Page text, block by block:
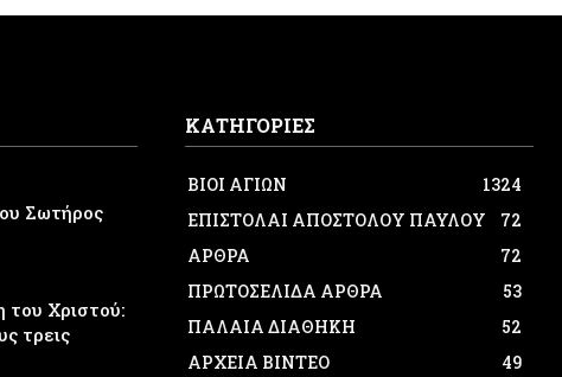
Σωτήρος
Χριστού:
τρεις
ΚΑΤΗΓΟΡΙΕΣ
ΒΙΟΙ ΑΓΙΩΝ
1324
ΕΠΙΣΤΟΛΑΙ ΑΠΟΣΤΟΛΟΥ ΠΑΥΛΟΥ
72
ΑΡΘΡΑ
72
ΠΡΩΤΟΣΕΛΙΔΑ ΑΡΘΡΑ
53
ΠΑΛΑΙΑ ΔΙΑΘΗΚΗ
52
ΑΡΧΕΙΑ ΒΙΝΤΕΟ
49